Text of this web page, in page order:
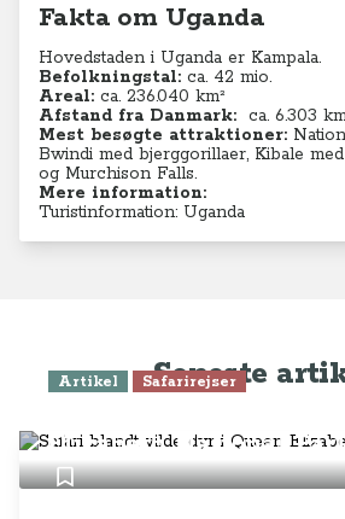
Fakta om Uganda
Hovedstaden i Uganda er Kampala.
Befolkningstal: ca. 42 mio.
Areal: ca. 236.040 km²
Afstand fra Danmark: ca. 6.303
Mest besøgte attraktioner:
Bwindi med bjerggorillaer, Kibale
og Murchison Falls.
Mere information:
Turistinformation: Uganda
Seneste
Artikel Safarirejser
Elizabeth National